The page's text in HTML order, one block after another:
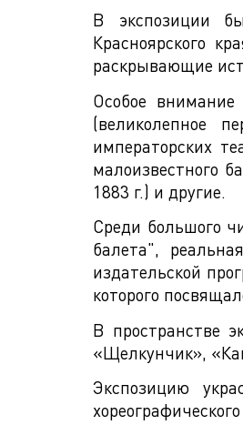
В экспозиции
Красноярского
раскрывающие
Особое
(великолепное
императорских
малоизвестного
1883 г.) и другие.
Среди большого
балета",
издательской
которого
В пространстве
«Щелкунчик»,
Экспозицию